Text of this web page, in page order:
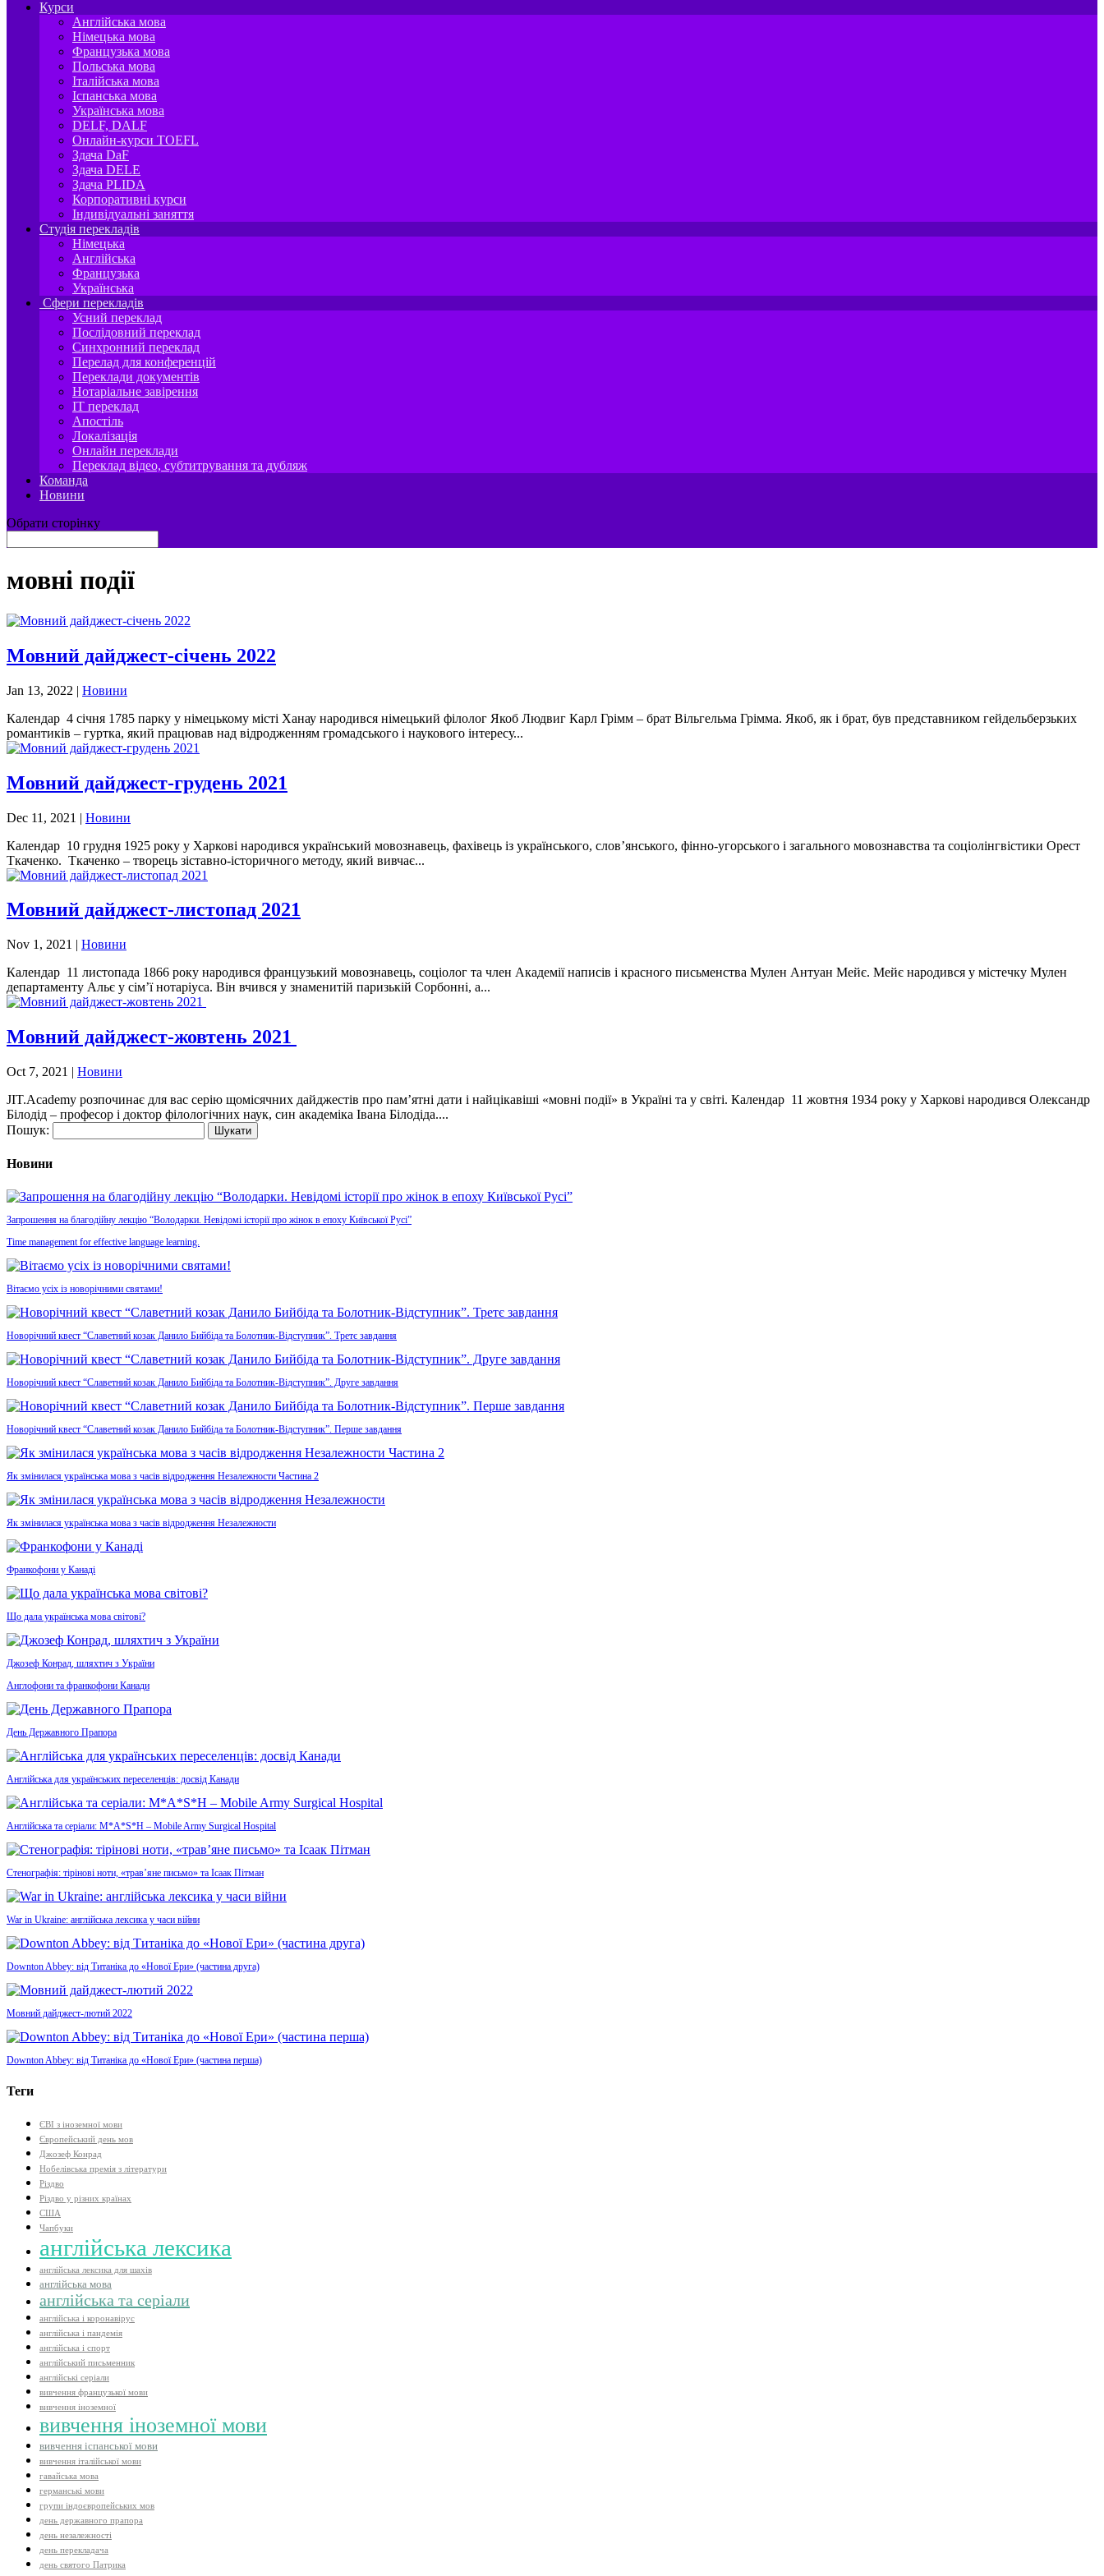
Курси
Англійська мова
Німецька мова
Французька мова
Польська мова
Італійська мова
Іспанська мова
Українська мова
DELF, DALF
Онлайн-курси TOEFL
Здача DaF
Здача DELE
Здача PLIDA
Корпоративні курси
Індивідуальні заняття
Студія перекладів
Німецька
Англійська
Французька
Українська
Сфери перекладів
Усний переклад
Послідовний переклад
Синхронний переклад
Перелад для конференцій
Переклади документів
Нотаріальне завірення
IT переклад
Апостіль
Локалізація
Онлайн переклади
Переклад відео, субтитрування та дубляж
Команда
Новини
Обрати сторінку
мовні події
Мовний дайджест-січень 2022
Jan 13, 2022 | Новини
Календар 4 січня 1785 парку у німецькому місті Ханау народився німецький філолог Якоб Людвиг Карл Грімм – брат Вільгельма Грімма. Якоб, як і брат, був представником гейдельберзьких
романтиків – гуртка, який працював над відродженням громадського і наукового інтересу...
Мовний дайджест-грудень 2021
Dec 11, 2021 | Новини
Календар 10 грудня 1925 року у Харкові народився український мовознавець, фахівець із українського, слов’янського, фінно-угорського і загального мовознавства та соціолінгвістики Орест
Ткаченко. Ткаченко – творець зіставно-історичного методу, який вивчає...
Мовний дайджест-листопад 2021
Nov 1, 2021 | Новини
Календар 11 листопада 1866 року народився французький мовознавець, соціолог та член Академії написів і красного письменства Мулен Антуан Мейє. Мейє народився у містечку Мулен
департаменту Альє у сім’ї нотаріуса. Він вчився у знаменитій паризькій Сорбонні, а...
Мовний дайджест-жовтень 2021
Oct 7, 2021 | Новини
JIT.Academy розпочинає для вас серію щомісячних дайджестів про пам’ятні дати і найцікавіші «мовні події» в Україні та у світі. Календар 11 жовтня 1934 року у Харкові народився Олександр
Білодід – професор і доктор філологічних наук, син академіка Івана Білодіда....
Пошук:
Новини
Запрошення на благодійну лекцію “Володарки. Невідомі історії про жінок в епоху Київської Русі”
Time management for effective language learning.
Вітаємо усіх із новорічними святами!
Новорічний квест “Славетний козак Данило Бийбіда та Болотник-Відступник”. Третє завдання
Новорічний квест “Славетний козак Данило Бийбіда та Болотник-Відступник”. Друге завдання
Новорічний квест “Славетний козак Данило Бийбіда та Болотник-Відступник”. Перше завдання
Як змінилася українська мова з часів відродження Незалежности Частина 2
Як змінилася українська мова з часів відродження Незалежности
Франкофони у Канаді
Що дала українська мова світові?
Джозеф Конрад, шляхтич з України
Англофони та франкофони Канади
День Державного Прапора
Англійська для українських переселенців: досвід Канади
Англійська та серіали: M*A*S*H – Mobile Army Surgical Hospital
Стенографія: тірінові ноти, «трав’яне письмо» та Ісаак Пітман
War in Ukraine: англійська лексика у часи війни
Downton Abbey: від Титаніка до «Нової Ери» (частина друга)
Мовний дайджест-лютий 2022
Downton Abbey: від Титаніка до «Нової Ери» (частина перша)
Теги
ЄВІ з іноземної мови
Європейський день мов
Джозеф Конрад
Нобелівська премія з літератури
Різдво
Різдво у різних країнах
США
Чапбуки
англійська лексика
англійська лексика для шахів
англійська мова
англійська та серіали
англійська і коронавірус
англійська і пандемія
англійська і спорт
англійський письменник
англійські серіали
вивчення французької мови
вивчення іноземної
вивчення іноземної мови
вивчення іспанської мови
вивчення італійської мови
гавайська мова
германські мови
групи індоєвропейських мов
день державного прапора
день незалежності
день перекладача
день святого Патрика